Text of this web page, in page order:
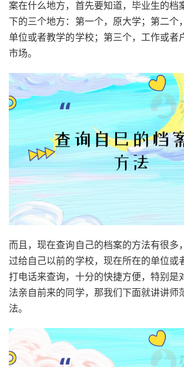
案在什么地方，首先要知道，毕业生的档
下的三个地方：第一个，原大学；第二个
单位或者教学的学校；第三个，工作或者
市场。
而且，现在查询自己的档案的方法有很多
过给自己以前的学校，现在所在的单位或
打电话来查询，十分的快捷方便，特别是
法亲自前来的同学，那我们下面就讲讲师
法。